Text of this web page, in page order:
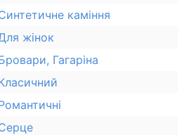
каміння
жінок
Гагаріна